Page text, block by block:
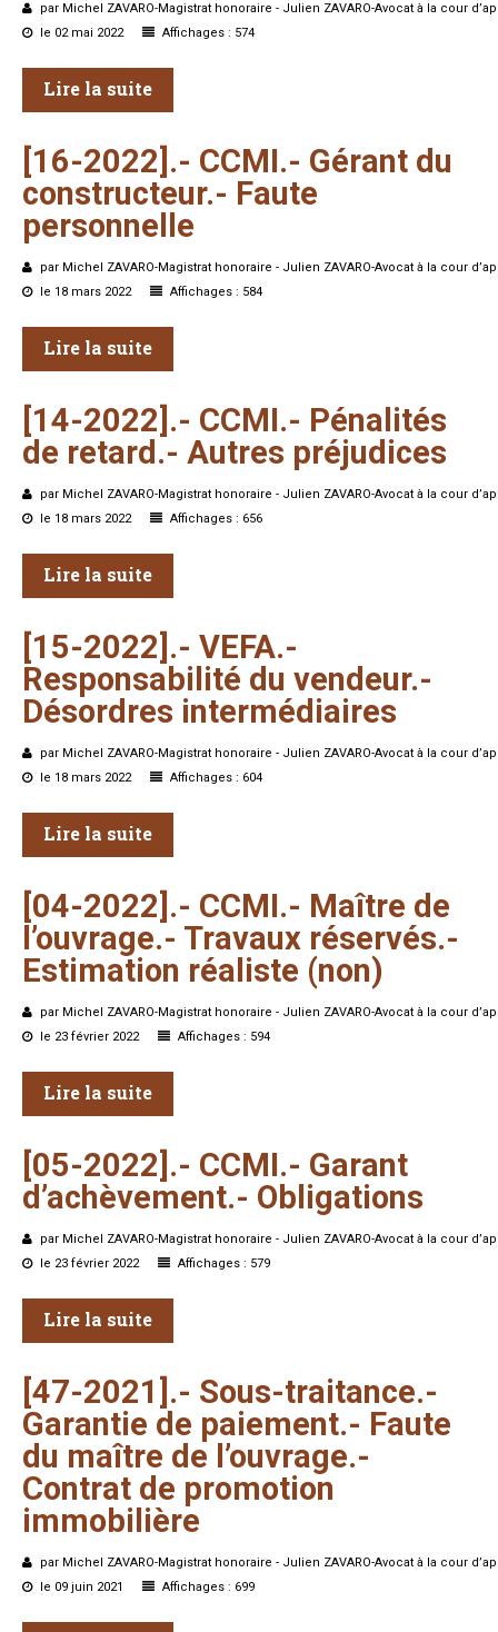
par Michel ZAVARO-Magistrat honoraire - Julien ZAVARO-Avocat à la cour
le 02 mai 2022
Affichages : 574
Lire la suite
[16-2022].- CCMI.- Gérant du
constructeur.- Faute
personnelle
par Michel ZAVARO-Magistrat honoraire - Julien ZAVARO-Avocat à la cour
le 18 mars 2022
Affichages : 584
Lire la suite
[14-2022].- CCMI.- Pénalités
de retard.- Autres préjudices
par Michel ZAVARO-Magistrat honoraire - Julien ZAVARO-Avocat à la cour
le 18 mars 2022
Affichages : 656
Lire la suite
[15-2022].- VEFA.-
Responsabilité du vendeur.-
Désordres intermédiaires
par Michel ZAVARO-Magistrat honoraire - Julien ZAVARO-Avocat à la cour
le 18 mars 2022
Affichages : 604
Lire la suite
[04-2022].- CCMI.- Maître de
l’ouvrage.- Travaux réservés.-
Estimation réaliste (non)
par Michel ZAVARO-Magistrat honoraire - Julien ZAVARO-Avocat à la cour
le 23 février 2022
Affichages : 594
Lire la suite
[05-2022].- CCMI.- Garant
d’achèvement.- Obligations
par Michel ZAVARO-Magistrat honoraire - Julien ZAVARO-Avocat à la cour
le 23 février 2022
Affichages : 579
Lire la suite
[47-2021].- Sous-traitance.-
Garantie de paiement.- Faute
du maître de l’ouvrage.-
Contrat de promotion
immobilière
par Michel ZAVARO-Magistrat honoraire - Julien ZAVARO-Avocat à la cour
le 09 juin 2021
Affichages : 699